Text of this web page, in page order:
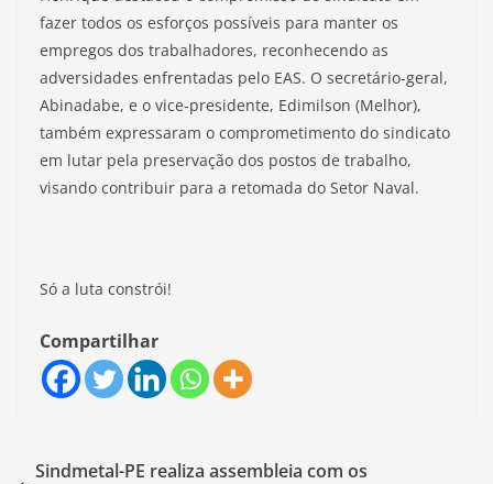
fazer todos os esforços possíveis para manter os
empregos dos trabalhadores, reconhecendo as
adversidades enfrentadas pelo EAS. O secretário-geral,
Abinadabe, e o vice-presidente, Edimilson (Melhor),
também expressaram o comprometimento do sindicato
em lutar pela preservação dos postos de trabalho,
visando contribuir para a retomada do Setor Naval.
Só a luta constrói!
Compartilhar
Sindmetal-PE realiza assembleia com os